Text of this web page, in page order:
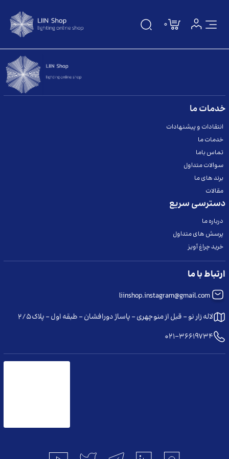
درباره ما
تماس باما
سوالات متداول
مقالات
برندها
ما را در شبکه های اجتماعی دنبال کنید
0
خدمات ما
انتقادات و پیشنهادات
خدمات ما
تماس باما
سوالات متداول
برند های ما
مقالات
دسترسی سریع
درباره ما
پرسش های متداول
خرید چراغ آویز
ارتباط با ما
liinshop.instagram@gmail.com
لاله زار نو - قبل از منوچهری - پاساژ دورافشان - طبقه اول - پلاک ۲/۵
021-36619734